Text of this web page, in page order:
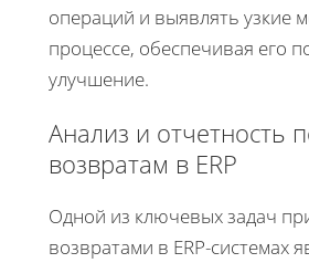
операций и выявлять узкие
процессе, обеспечивая его
улучшение.
Анализ и отчетность
возвратам в ERP
Одной из ключевых задач
возвратами в ERP-системах